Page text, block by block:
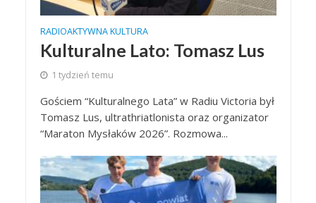
RADIOAKTYWNA KULTURA
Kulturalne Lato: Tomasz Lus
1 tydzień temu
Gościem “Kulturalnego Lata” w Radiu Victoria był
Tomasz Lus, ultrathriatlonista oraz organizator
“Maraton Mysłaków 2026”. Rozmowa...